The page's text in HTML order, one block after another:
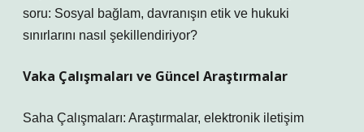
soru: Sosyal bağlam, davranışın etik ve hukuki
sınırlarını nasıl şekillendiriyor?
Vaka Çalışmaları ve Güncel Araştırmalar
Saha Çalışmaları: Araştırmalar, elektronik iletişim